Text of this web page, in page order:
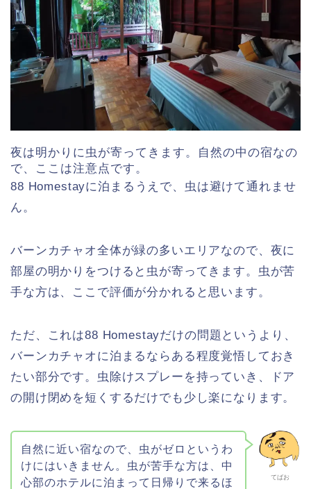
夜は明かりに虫が寄ってきます。自然の中の宿なの
で、ここは注意点です。
88 Homestayに泊まるうえで、虫は避けて通れませ
ん。
バーンカチャオ全体が緑の多いエリアなので、夜に
部屋の明かりをつけると虫が寄ってきます。虫が苦
手な方は、ここで評価が分かれると思います。
ただ、これは88 Homestayだけの問題というより、
バーンカチャオに泊まるならある程度覚悟しておき
たい部分です。虫除けスプレーを持っていき、ドア
の開け閉めを短くするだけでも少し楽になります。
てばお
自然に近い宿なので、虫がゼロというわ
けにはいきません。虫が苦手な方は、中
心部のホテルに泊まって日帰りで来るほ